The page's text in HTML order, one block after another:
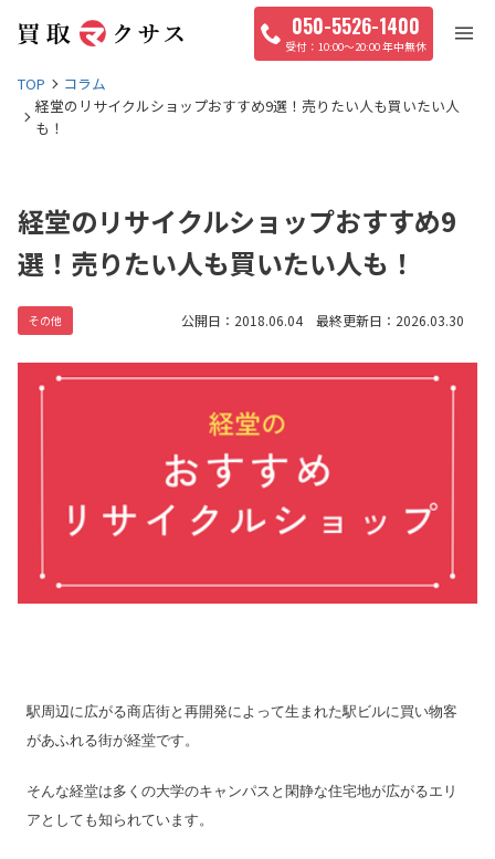
050-5526-1400
10:00〜20:00 年中無休
TOP
コラム
経堂のリサイクルショップおすすめ9選！売りたい人も買いたい人
も！
経堂のリサイクルショップおすすめ9
選！売りたい人も買いたい人も！
その他 公開日：2018.06.04 最終更新日：2026.03.30
駅周辺に広がる商店街と再開発によって生まれた駅ビルに買い物客
があふれる街が経堂です。
そんな経堂は多くの大学のキャンパスと閑静な住宅地が広がるエリ
アとしても知られています。